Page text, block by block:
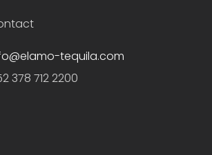
tequila.com
378 712 2200